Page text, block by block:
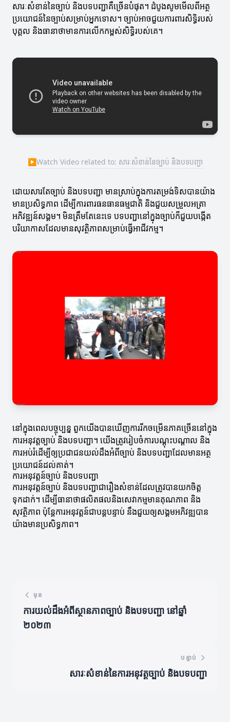
សារៈសំខាន់នៃច្បាប់ និងបទបញ្ជាគឺច្រើនបំផុត។ ដំបូងសូមមើលពីអត្ថ
ប្រយោជន៍នៃច្បាប់សម្រាប់អ្នកទោស។ ច្បាប់អាចជួយការពារសិទ្ធិរបស់
បុគ្គល និងធានាថាមានការលើកកម្ពស់សិទ្ធិរបស់គេ។
▶Watch Video related to: សារៈសំខាន់នៃច្បាប់ និងបទបញ្ជា
ដោយសារតែច្បាប់ និងបទបញ្ជា មានស្រាប់ក្នុងការតម្រង់ទិសបានយ៉ាង
មានប្រសិទ្ធភាព ដើម្បីការពារធនធានធម្មជាតិ និងជួយសម្រួលអត្រា
អភិវឌ្ឍន៍សង្គម។ មិនត្រឹមតែនេះទេ បទបញ្ជានៅក្នុងច្បាប់ក៏ជួយបង្កើត
បរិយាកាសដែលមានសុវត្ថិភាពសម្រាប់ធ្វើអាជីវកម្ម។
នៅក្នុងពេលបច្ចុប្បន្ន ពួកយើងបានឃើញការរីកចម្រើនភាគច្រើននៅក្នុង
ការអនុវត្តច្បាប់ និងបទបញ្ជា។ យើងត្រូវរៀបចំការបណ្តុះបណ្តាល និង
ការអប់រំដើម្បីឲ្យប្រជាជនយល់ដឹងអំពីច្បាប់ និងបទបញ្ជាដែលមានអត្ថ
ប្រយោជន៍ដល់គាត់។
ការអនុវត្តន៍ច្បាប់ និងបទបញ្ជា
ការអនុវត្តន៍ច្បាប់ និងបទបញ្ជាជារឿងសំខាន់ដែលត្រូវបានយកចិត្ត
ទុកដាក់។ ដើម្បីធានាថាផលិតផលនិងសេវាកម្មមានគុណភាព និង
សុវត្ថិភាព ប៉ុន្តែការអនុវត្តន៍ជាបន្តបន្ទាប់ នឹងជួយឲ្យសង្គមអភិវឌ្ឍបាន
យ៉ាងមានប្រសិទ្ធភាព។
មុន
ការយល់ដឹងអំពីស្ថានភាពច្បាប់ និងបទបញ្ជា នៅឆ្នាំ
២០២៣
បន្ទាប់
សារៈសំខាន់នៃការអនុវត្តច្បាប់ និងបទបញ្ជា